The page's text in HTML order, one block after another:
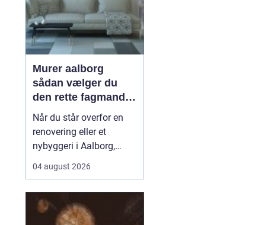
Murer aalborg
sådan vælger du
den rette fagmand
til dit næste projekt
Når du står overfor en
renovering eller et
nybyggeri i Aalborg,
stor rolle for både
En dygtig murer kan
forvandle en slidt bolig
04 august 2026